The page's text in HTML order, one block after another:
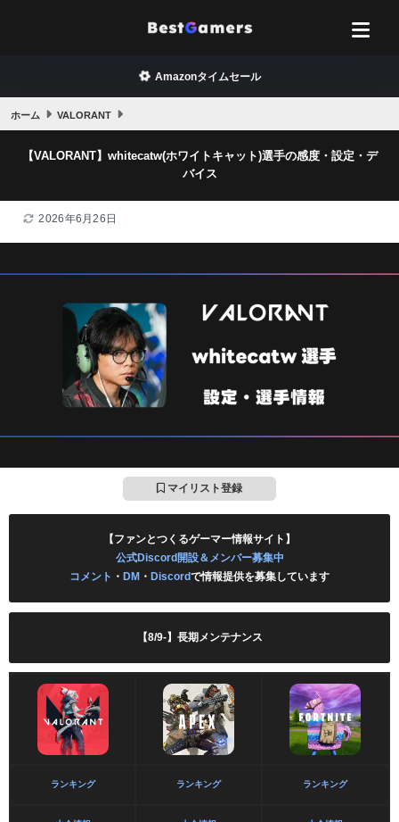
Amazonタイムセール
ホーム VALORANT
【VALORANT】whitecatw(ホワイトキャット)選手の感度・設定・デ
バイス
2026年6月26日
マイリスト登録
【ファンとつくるゲーマー情報サイト】
公式Discord開設＆メンバー募集中
コメント ・ DM ・ Discordで情報提供を募集しています
【8/9-】長期メンテナンス
ランキング ランキング ランキング